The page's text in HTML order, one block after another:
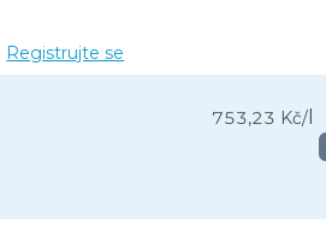
753,23 Kč/
Registrujte se